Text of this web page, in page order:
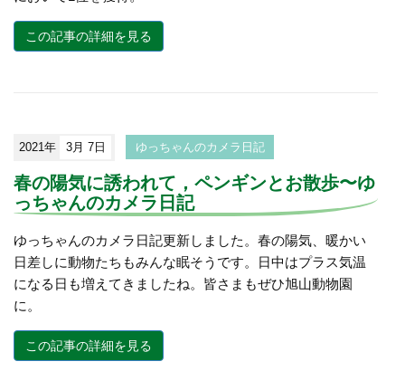
この記事の詳細を見る
2021年 3月 7日 ゆっちゃんのカメラ日記
春の陽気に誘われて，ペンギンとお散歩〜ゆ
っちゃんのカメラ日記
ゆっちゃんのカメラ日記更新しました。春の陽気、暖かい
日差しに動物たちもみんな眠そうです。日中はプラス気温
になる日も増えてきましたね。皆さまもぜひ旭山動物園
に。
この記事の詳細を見る